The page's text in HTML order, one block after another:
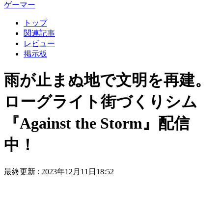
ゲーマー
トップ
関連記事
レビュー
掲示板
雨が止まぬ地で文明を再建。
ローグライト街づくりシム
『Against the Storm』配信
中！
最終更新 : 2023年12月11日18:52